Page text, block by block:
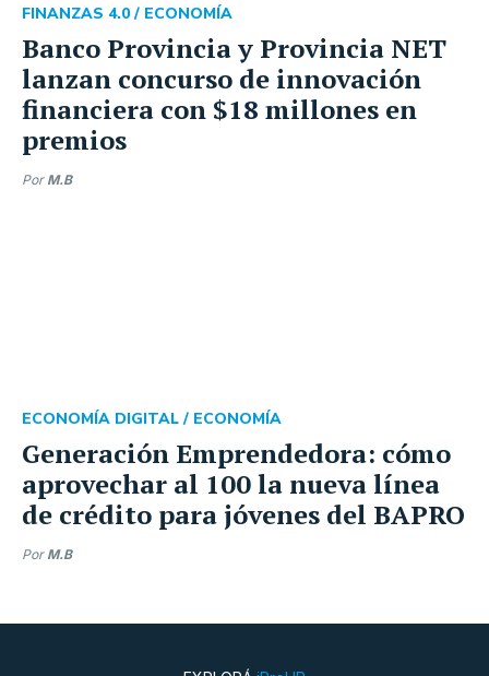
Banco Provincia y Provincia NET
lanzan concurso de innovación
financiera con $18 millones en
premios
FINANZAS 4.0 / ECONOMÍA
Por M.B
Generación Emprendedora: cómo
aprovechar al 100 la nueva línea
de crédito para jóvenes del BAPRO
ECONOMÍA DIGITAL / ECONOMÍA
Por M.B